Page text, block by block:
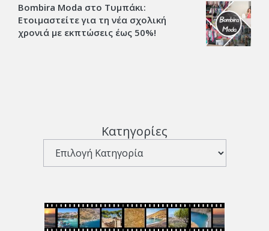
Bombira Moda στο Τυμπάκι:
Ετοιμαστείτε για τη νέα σχολική
χρονιά με εκπτώσεις έως 50%!
Κατηγορίες